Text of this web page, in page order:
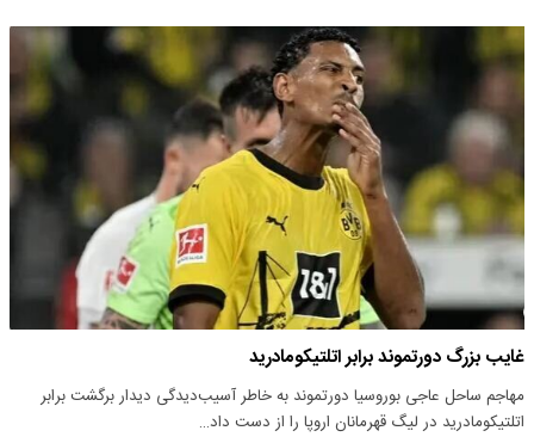
غایب بزرگ دورتموند برابر اتلتیکومادرید
مهاجم ساحل عاجی بوروسیا دورتموند به خاطر آسیب‌دیدگی دیدار برگشت برابر
اتلتیکومادرید در لیگ قهرمانان اروپا را از دست داد…